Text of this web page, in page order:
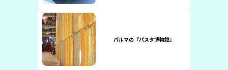
パルマの『パスタ博物館』